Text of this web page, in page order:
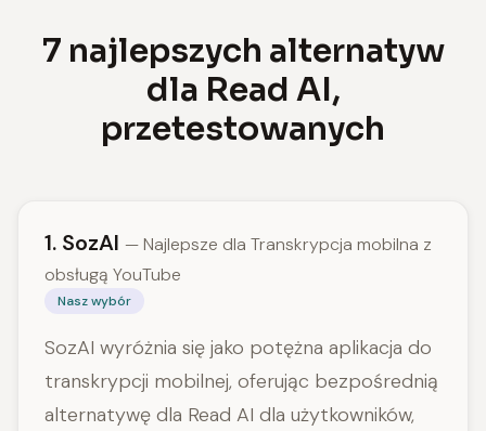
7 najlepszych alternatyw
dla Read AI,
przetestowanych
1. SozAI — Najlepsze dla Transkrypcja mobilna z
obsługą YouTube
Nasz wybór
SozAI wyróżnia się jako potężna aplikacja do
transkrypcji mobilnej, oferując bezpośrednią
alternatywę dla Read AI dla użytkowników,